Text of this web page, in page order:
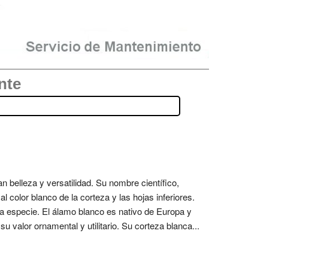
belleza y versatilidad. Su nombre científico,
color blanco de la corteza y las hojas inferiores.
El álamo blanco es nativo de Europa y
valor ornamental y utilitario. Su corteza blanca...